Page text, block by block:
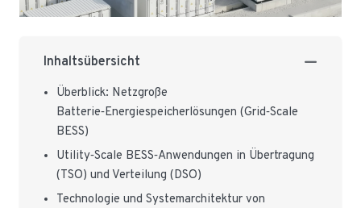
Inhaltsübersicht
Überblick: Netzgroße
Batterie‑Energiespeicherlösungen (Grid‑Scale
BESS)
Utility‑Scale BESS‑Anwendungen in Übertragung
(TSO) und Verteilung (DSO)
Technologie und Systemarchitektur von